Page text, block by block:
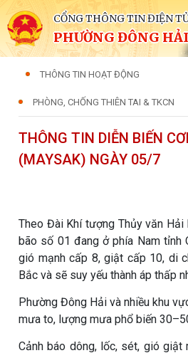
CỔNG THÔNG TIN ĐIỆN
PHƯỜNG ĐÔNG HẢI
THÔNG TIN HOẠT ĐỘNG
PHÒNG, CHỐNG THIÊN TAI & TKCN
THÔNG TIN DIỄN BIẾN
(MAYSAK) NGÀY 05/7
Theo Đài Khí tượng Thủy văn
bão số 01 đang ở phía Nam tỉnh
gió mạnh cấp 8, giật cấp 10, di
Bắc và sẽ suy yếu thành áp thấp
Phường Đông Hải và nhiều khu
mưa to, lượng mưa phổ biến
Cảnh báo dông, lốc, sét, gió giật